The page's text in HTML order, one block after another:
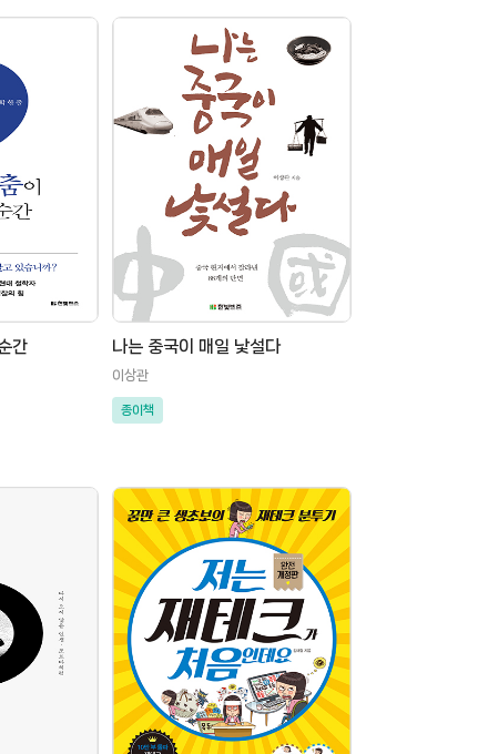
간 나는 중국이 매일 낯설다
이상관
종이책